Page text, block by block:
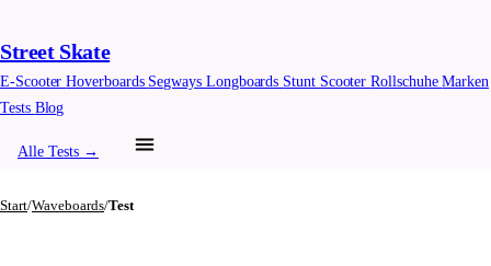
Street Skate
E-ScooterHoverboards Segways Longboards Stunt ScooterRollschuheMarken
Tests Blog
Alle Tests →
Start/Waveboards/Test